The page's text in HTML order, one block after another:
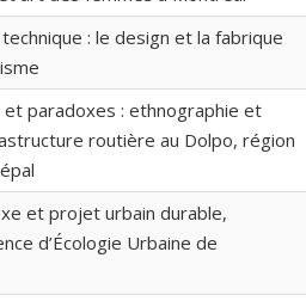
: le design et la fabrique
paradoxes : ethnographie et
routière au Dolpo, région
et projet urbain durable,
d’Écologie Urbaine de